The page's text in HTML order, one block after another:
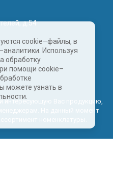
cookie–файлы, в
Используя
обработку
помощи cookie–
можете узнать в
д.54
интересующую Вас продукцию,
На данный момент
номенклатуры.